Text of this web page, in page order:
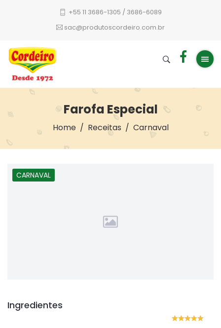
+55 11 3686-1305 / 3686-6089
sac@produtoscordeiro.com.br
Farofa Especial
Home Receitas Carnaval
CARNAVAL
Ingredientes